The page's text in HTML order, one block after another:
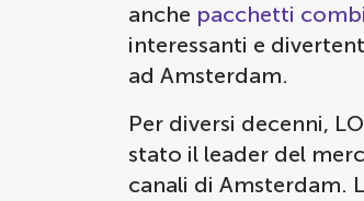
anche pacchetti
interessanti e
ad Amsterdam.
Per diversi decenni,
stato il leader del
canali di Amsterdam.